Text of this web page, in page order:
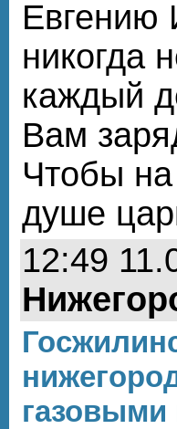
Евгению
никогда
каждый
Вам
Чтобы
душе
12:49